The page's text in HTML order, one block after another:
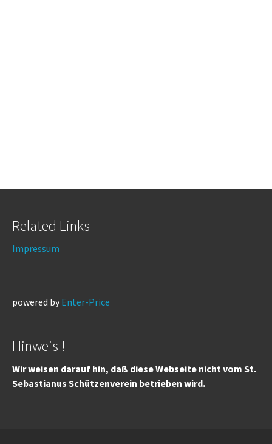
Related Links
Impressum
powered by Enter-Price
Hinweis !
Wir weisen darauf hin, daß diese Webseite nicht vom St.
Sebastianus Schützenverein betrieben wird.